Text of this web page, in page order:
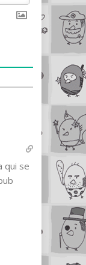
qui se